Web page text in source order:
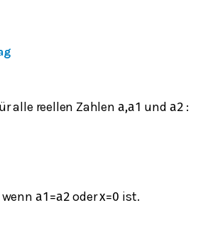
alle reellen Zahlen a,a1 und a2 :
a1 =a2 oderx=0 ist.